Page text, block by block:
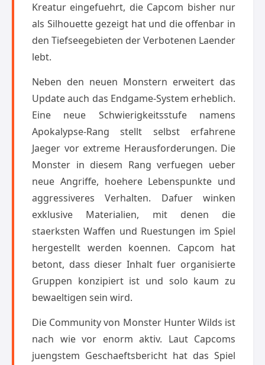
Kreatur eingefuehrt, die Capcom bisher nur
als Silhouette gezeigt hat und die offenbar in
den Tiefseegebieten der Verbotenen Laender
lebt.
Neben den neuen Monstern erweitert das
Update auch das Endgame-System erheblich.
Eine neue Schwierigkeitsstufe namens
Apokalypse-Rang stellt selbst erfahrene
Jaeger vor extreme Herausforderungen. Die
Monster in diesem Rang verfuegen ueber
neue Angriffe, hoehere Lebenspunkte und
aggressiveres Verhalten. Dafuer winken
exklusive Materialien, mit denen die
staerksten Waffen und Ruestungen im Spiel
hergestellt werden koennen. Capcom hat
betont, dass dieser Inhalt fuer organisierte
Gruppen konzipiert ist und solo kaum zu
bewaeltigen sein wird.
Die Community von Monster Hunter Wilds ist
nach wie vor enorm aktiv. Laut Capcoms
juengstem Geschaeftsbericht hat das Spiel